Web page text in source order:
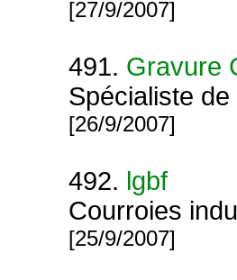
[27/9/2007]
491. Gravure
Spécialiste
[26/9/2007]
492. lgbf
Courroies
[25/9/2007]